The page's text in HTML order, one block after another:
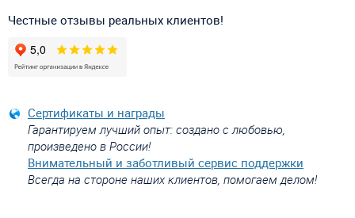
Честные отзывы реальных клиентов!
Сертификаты и награды
Гарантируем лучший опыт: создано с любовью,
произведено в России!
Внимательный и заботливый сервис поддержки
Всегда на стороне наших клиентов, помогаем делом!